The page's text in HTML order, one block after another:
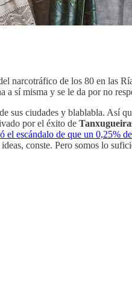
narcotráfico de los 80 en las
a sí misma y se le da por no
sus ciudades y blablabla. Así
por el éxito de
el escándalo de que un 0,25%
conste. Pero somos lo